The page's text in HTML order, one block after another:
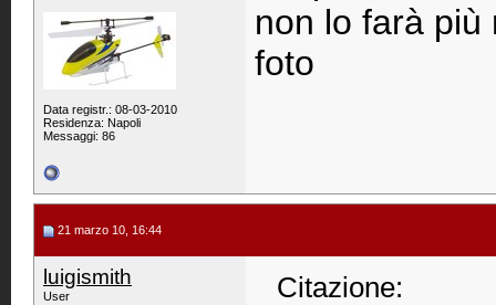
Data registr.: 08-03-2010
Residenza: Napoli
Messaggi: 86
non lo farà più
foto
21 marzo 10, 16:44
luigismith
User Citazione: